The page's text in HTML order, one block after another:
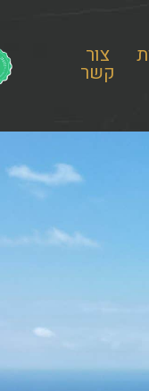
צור
קשר